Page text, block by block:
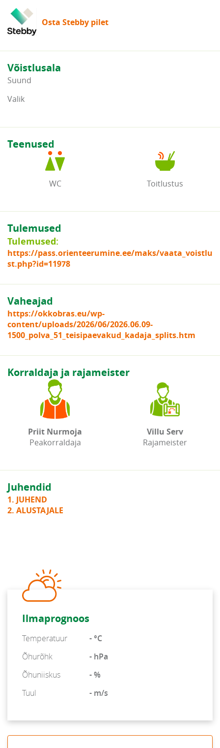
Osta Stebby pilet
Võistlusala
Suund
Valik
Teenused
WC Toitlustus
Tulemused
Tulemused:
https://pass.orienteerumine.ee/maks/vaata_voistlu
st.php?id=11978
Vaheajad
https://okkobras.eu/wp-
content/uploads/2026/06/2026.06.09-
1500_polva_51_teisipaevakud_kadaja_splits.htm
Korraldaja ja rajameister
Priit Nurmoja
Peakorraldaja
Villu Serv
Rajameister
Juhendid
1. JUHEND
2. ALUSTAJALE
Ilmaprognoos
Temperatuur
- °C
Õhurõhk
- hPa
Õhuniiskus
- %
Tuul
- m/s